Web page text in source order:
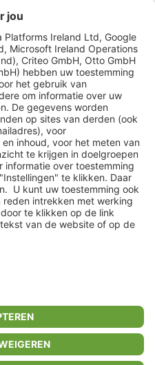
voor
limango.pl